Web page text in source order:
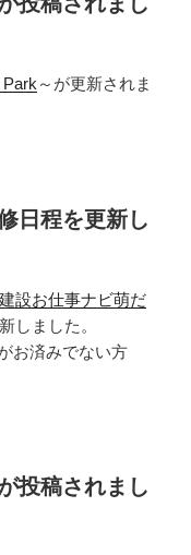
～が更新されま
日程を更新し
建設お仕事ナビ萌だ
しました。
お済みでない方
投稿されまし